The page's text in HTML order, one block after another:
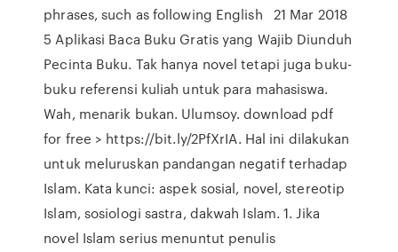
phrases, such as following English 21 Mar 2018
5 Aplikasi Baca Buku Gratis yang Wajib Diunduh
Pecinta Buku. Tak hanya novel tetapi juga buku-
buku referensi kuliah untuk para mahasiswa.
Wah, menarik bukan. Ulumsoy. download pdf
for free > https://bit.ly/2PfXrIA. Hal ini dilakukan
untuk meluruskan pandangan negatif terhadap
Islam. Kata kunci: aspek sosial, novel, stereotip
Islam, sosiologi sastra, dakwah Islam. 1. Jika
novel Islam serius menuntut penulis